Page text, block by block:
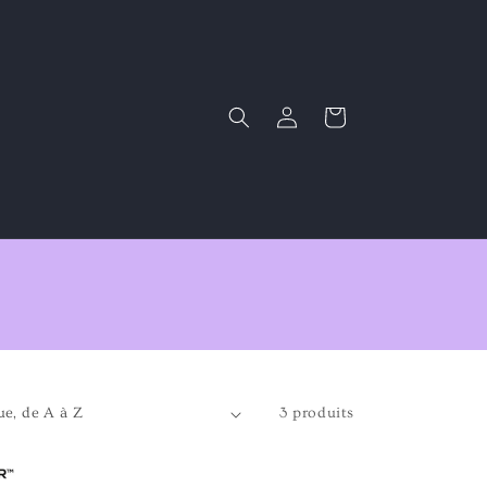
ConnexionPanier
3 produits